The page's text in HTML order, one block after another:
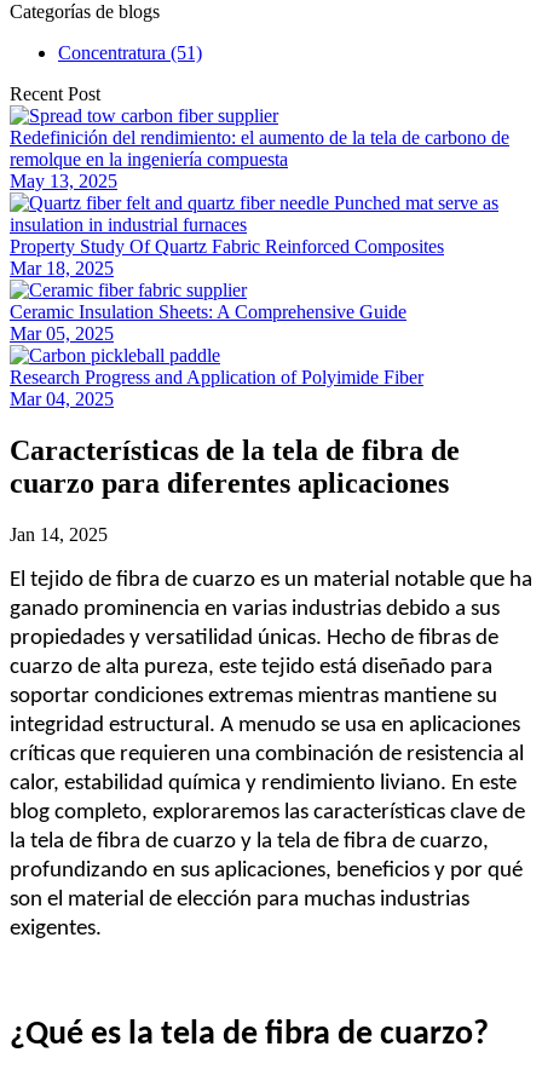
Categorías de blogs
Concentratura (51)
Recent Post
Redefinición del rendimiento: el aumento de la tela de carbono de
remolque en la ingeniería compuesta
May 13, 2025
Property Study Of Quartz Fabric Reinforced Composites
Mar 18, 2025
Ceramic Insulation Sheets: A Comprehensive Guide
Mar 05, 2025
Research Progress and Application of Polyimide Fiber
Mar 04, 2025
Características de la tela de fibra de
cuarzo para diferentes aplicaciones
Jan 14, 2025
El tejido de fibra de cuarzo es un material notable que ha
ganado prominencia en varias industrias debido a sus
propiedades y versatilidad únicas. Hecho de fibras de
cuarzo de alta pureza, este tejido está diseñado para
soportar condiciones extremas mientras mantiene su
integridad estructural. A menudo se usa en aplicaciones
críticas que requieren una combinación de resistencia al
calor, estabilidad química y rendimiento liviano. En este
blog completo, exploraremos las características clave de
la tela de fibra de cuarzo y la tela de fibra de cuarzo,
profundizando en sus aplicaciones, beneficios y por qué
son el material de elección para muchas industrias
exigentes.
¿Qué es la tela de fibra de cuarzo?